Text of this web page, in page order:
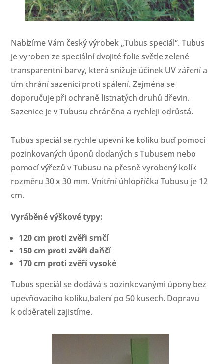
Nabízíme Vám český výrobek „Tubus speciál“. Tubus
je vyroben ze speciální dvojité folie světle zelené
transparentní barvy, která snižuje účinek UV záření a
tím chrání sazenici proti spálení. Zejména se
doporučuje při ochraně listnatých druhů dřevin.
Sazenice je v Tubusu chráněna a rychleji odrůstá.
Tubus speciál se rychle upevní ke kolíku buď pomocí
pozinkovaných úponů dodaných s Tubusem nebo
pomocí výřezů v Tubusu na přesně vyrobený kolík
rozměru 30 x 30 mm. Vnitřní úhlopříčka Tubusu je 12
cm.
Vyráběné výškové typy:
120 cm proti zvěři srnčí
150 cm proti zvěři daňčí
170 cm proti zvěří vysoké
Tubus speciál se dodává s pozinkovanými úpony bez
upevňovacího kolíku,balení po 50 kusech. Dopravu
k odběrateli zajistíme.